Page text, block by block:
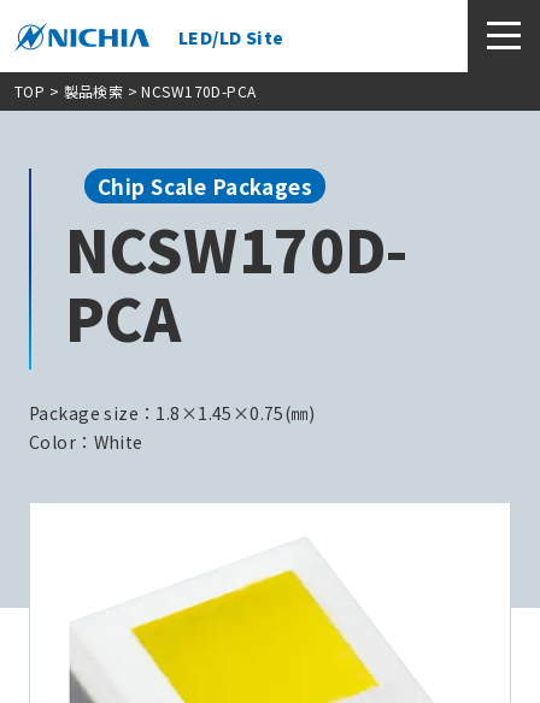
LED/LD Site
TOP > 製品検索 > NCSW170D-PCA
Chip Scale Packages
NCSW170D-
PCA
Package size：1.8×1.45×0.75(㎜)
Color：White